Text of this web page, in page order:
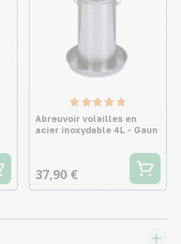
Abreuvoir volailles en
acier inoxydable 4L - Gaun
37,90 €